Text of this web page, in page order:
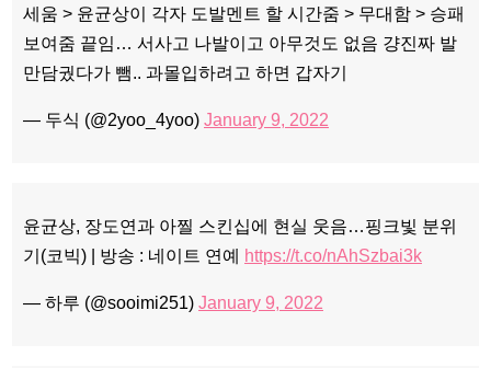
세움 > 윤균상이 각자 도발멘트 할 시간줌 > 무대함 > 승패
보여줌 끝임… 서사고 나발이고 아무것도 없음 걍진짜 발
만담궜다가 뺌.. 과몰입하려고 하면 갑자기
— 두식 (@2yoo_4yoo) January 9, 2022
윤균상, 장도연과 아찔 스킨십에 현실 웃음…핑크빛 분위
기(코빅) | 방송 : 네이트 연예
https://t.co/nAhSzbai3k
— 하루 (@sooimi251) January 9, 2022